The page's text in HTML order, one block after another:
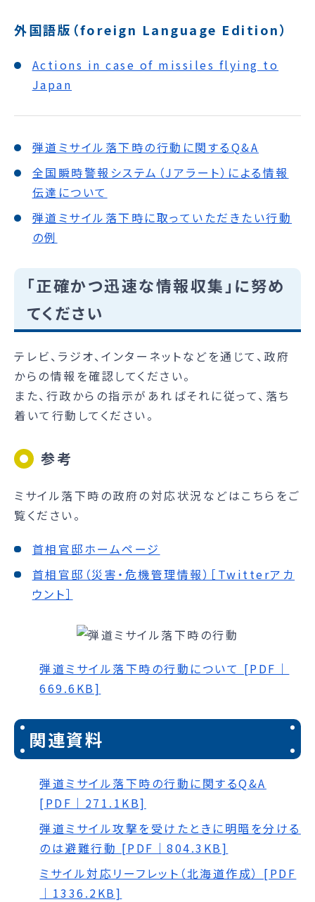
外国語版（foreign Language Edition）
Actions in case of missiles flying to
Japan
弾道ミサイル落下時の行動に関するQ&A
全国瞬時警報システム（Jアラート）による情報
伝達について
弾道ミサイル落下時に取っていただきたい行動
の例
「正確かつ迅速な情報収集」に努め
てください
テレビ、ラジオ、インターネットなどを通じて、政府
からの情報を確認してください。
また、行政からの指示があればそれに従って、落ち
着いて行動してください。
参考
ミサイル落下時の政府の対応状況などはこちらをご
覧ください。
首相官邸ホームページ
首相官邸（災害・危機管理情報）［Twitterアカ
ウント］
弾道ミサイル落下時の行動について [PDF｜
669.6KB]
関連資料
弾道ミサイル落下時の行動に関するQ&A
[PDF｜271.1KB]
弾道ミサイル攻撃を受けたときに明暗を分ける
のは避難行動 [PDF｜804.3KB]
ミサイル対応リーフレット（北海道作成） [PDF
｜1336.2KB]